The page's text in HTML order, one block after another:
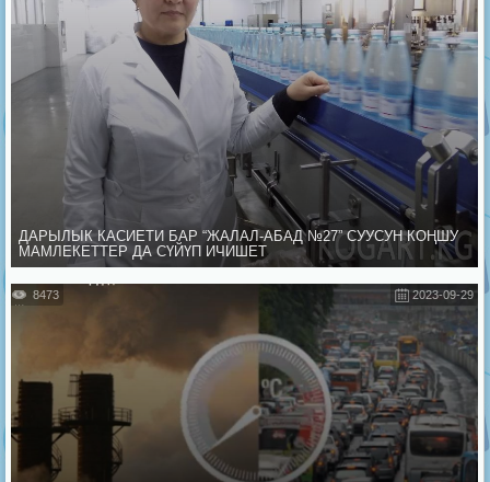
ДАРЫЛЫК КАСИЕТИ БАР “ЖАЛАЛ-АБАД №27” СУУСУН КОҢШУ
МАМЛЕКЕТТЕР ДА СҮЙҮП ИЧИШЕТ
2023-09-29
8473